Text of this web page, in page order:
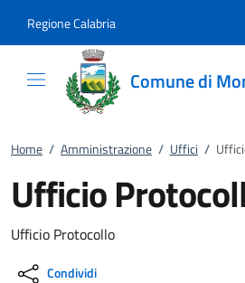
Regione Calabria
Comune di
Home / Amministrazione / Uffici /
Ufficio
Ufficio Protocollo
Condividi